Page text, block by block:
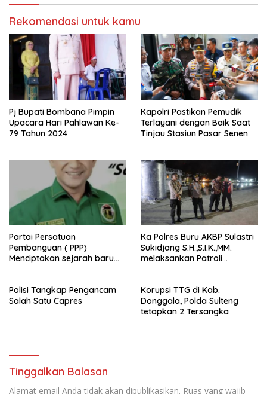
Rekomendasi untuk kamu
Pj Bupati Bombana Pimpin
Upacara Hari Pahlawan Ke-
79 Tahun 2024
Kapolri Pastikan Pemudik
Terlayani dengan Baik Saat
Tinjau Stasiun Pasar Senen
Partai Persatuan
Pembanguan ( PPP)
Menciptakan sejarah baru
Buru (Namlea).
Ka Polres Buru AKBP Sulastri
Sukidjang S.H.,S.I.K.,MM.
melaksankan Patroli
Polisi Tangkap Pengancam
Salah Satu Capres
Korupsi TTG di Kab.
Donggala, Polda Sulteng
tetapkan 2 Tersangka
Tinggalkan Balasan
Alamat email Anda tidak akan dipublikasikan. Ruas yang wajib